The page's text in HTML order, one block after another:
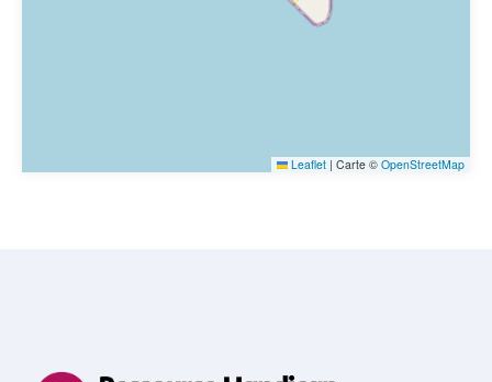
Leaflet | Carte © OpenStreetMap